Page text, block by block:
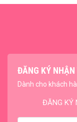
ĐĂNG KÝ
Dành cho khách
ĐĂNG KÝ